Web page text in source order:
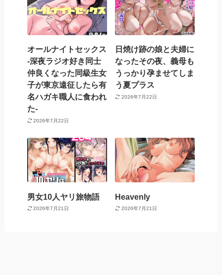
オールナイトセックス
-深夜ラジオ好き同士
仲良くなった同級生女
子が東京遠征したら有
名ハガキ職人に食われ
た-
2026年7月22日
日焼け跡の娘と夫婦に
なったその夜、義母も
うっかり孕ませてしま
う夏プラス
2026年7月22日
男女10人ヤリ旅物語
2026年7月21日
Heavenly
2026年7月21日